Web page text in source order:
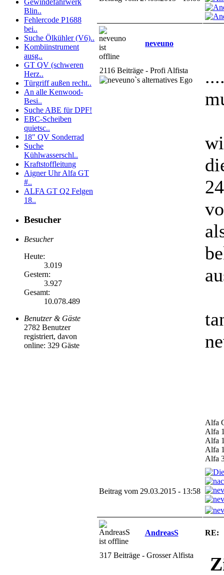
Gewindefahrwerk
Blin..
Fehlercode P1688
bei..
Suche Ölkühler (V6)..
Kombiinstrument
ausg..
GT QV (schweren
Herz..
Türgriff außen recht..
An alle Kenwood-
Besi..
Suche ABE für DPF!
EBC-Scheiben
quietsc..
18" QV Sonderrad
Suche
Kühlwasserschl..
Kraftstoffleitung
Aigner Uhr Alfa GT
#..
ALFA GT Q2 Felgen
18..
Besucher
Besucher
Heute:
3.019
Gestern:
3.927
Gesamt:
10.078.489
Benutzer & Gäste
2782 Benutzer
registriert, davon
online: 329 Gäste
neveuno
2116 Beiträge - Profi Alfista
Alfa
Alfa
Alfa
Alfa
Alfa
Beitrag vom 29.03.2015 - 13:58
AndreasS RE:
317 Beiträge - Grosser Alfista